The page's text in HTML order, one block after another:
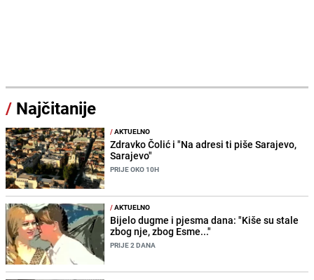
/ Najčitanije
/AKTUELNO
Zdravko Čolić i "Na adresi ti piše Sarajevo,
Sarajevo"
PRIJE OKO 10H
/AKTUELNO
Bijelo dugme i pjesma dana: "Kiše su stale
zbog nje, zbog Esme..."
PRIJE 2 DANA